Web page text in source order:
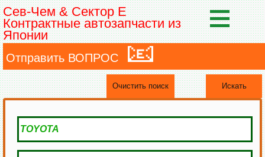
Сев-Чем & Сектор Е
Контрактные автозапчасти из
Японии
Отправить ВОПРОС 📧
Искать
Очистить поиск